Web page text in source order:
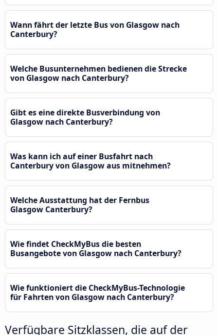
Wann fährt der letzte Bus von Glasgow nach
Canterbury?
Welche Busunternehmen bedienen die Strecke
von Glasgow nach Canterbury?
Gibt es eine direkte Busverbindung von
Glasgow nach Canterbury?
Was kann ich auf einer Busfahrt nach
Canterbury von Glasgow aus mitnehmen?
Welche Ausstattung hat der Fernbus
Glasgow Canterbury?
Wie findet CheckMyBus die besten
Busangebote von Glasgow nach Canterbury?
Wie funktioniert die CheckMyBus-Technologie
für Fahrten von Glasgow nach Canterbury?
Verfügbare Sitzklassen, die auf der